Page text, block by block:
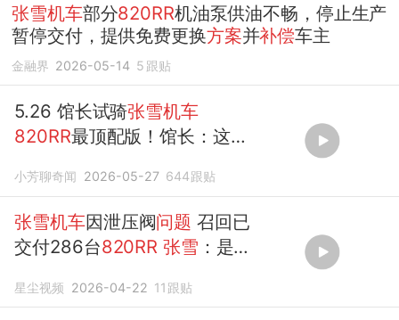
张雪机车部分820RR机油泵供油不畅，停止生产
暂停交付，提供免费更换方案并补偿车主
金融界 2026-05-14 5 跟贴
5.26 馆长试骑张雪机车
820RR最顶配版！馆长：这机
小芳聊奇闻 2026-05-27 644跟贴
张雪机车因泄压阀问题 召回已
交付286台820RR 张雪 ：是我
星尘视频 2026-04-22 11 跟贴